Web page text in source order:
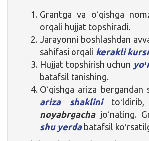
Grantga va oʻqishga
orqali hujjat topshiradi.
Jarayonni boshlashdan
sahifasi orqali kerakli
Hujjat topshirish uchun
batafsil tanishing.
Oʻqishga ariza bergandan
ariza shaklini
toʻldirib,
noyabrgacha joʻnating.
shu yerdabatafsil